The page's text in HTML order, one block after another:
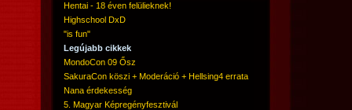
Hentai - 18 éven felülieknek!
Highschool DxD
"is fun"
Legújabb cikkek
MondoCon 09 Ősz
SakuraCon köszi + Moderáció + Hellsing4 errata
Nana érdekesség
5. Magyar Képregényfesztivál